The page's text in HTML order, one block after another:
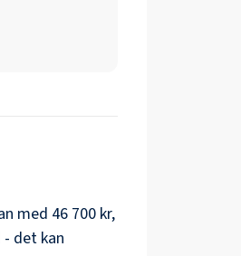
med 46 700 kr,
- det kan